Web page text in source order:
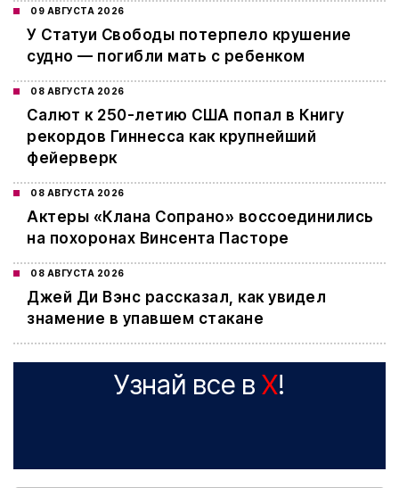
09 АВГУСТА 2026
У Статуи Свободы потерпело крушение
судно — погибли мать с ребенком
08 АВГУСТА 2026
Салют к 250-летию США попал в Книгу
рекордов Гиннесса как крупнейший
фейерверк
08 АВГУСТА 2026
Актеры «Клана Сопрано» воссоединились
на похоронах Винсента Пасторе
08 АВГУСТА 2026
Джей Ди Вэнс рассказал, как увидел
знамение в упавшем стакане
Узнай все в X!